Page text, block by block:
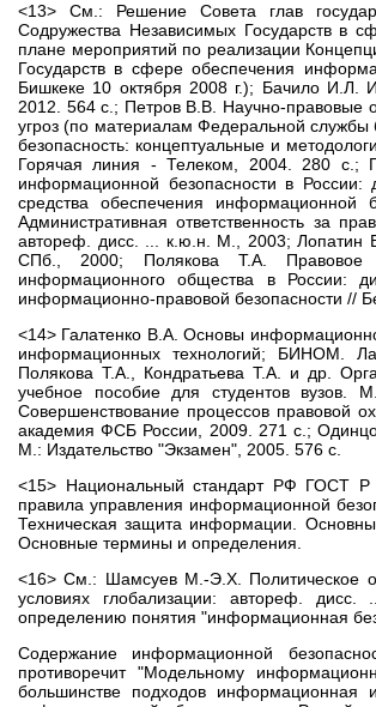
<13> См.: Решение Совета глав
Содружества Независимых Государств в
плане мероприятий по реализации
Государств в сфере обеспечения
Бишкеке 10 октября 2008 г.); Бачило И.Л.
2012. 564 с.; Петров В.В. Научно-правовые
угроз (по материалам Федеральной
безопасность: концептуальные и
Горячая линия - Телеком, 2004. 280 с.;
информационной безопасности в
средства обеспечения
Административная ответственность за
автореф. дисс. ... к.ю.н. М., 2003; Лопатин
СПб., 2000; Полякова Т.А. Правовое
информационного общества в
информационно-правовой безопасности //
<14> Галатенко В.А. Основы
информационных технологий; БИНОМ.
Полякова Т.А., Кондратьева Т.А. и др.
учебное пособие для студентов
Совершенствование процессов
академия ФСБ России, 2009. 271 с.;
М.: Издательство "Экзамен", 2005. 576 с.
<15> Национальный стандарт РФ ГОСТ Р
правила управления информационной
Техническая защита информации.
Основные термины и определения.
<16> См.: Шамсуев М.-Э.Х. Политическое
условиях глобализации: автореф.
определению понятия "информационная
Содержание информационной
противоречит "Модельному
большинстве подходов информационная